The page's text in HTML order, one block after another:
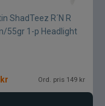
ShadTeez R´N R
55gr 1-p Headlight
kr Ord. pris 149 kr